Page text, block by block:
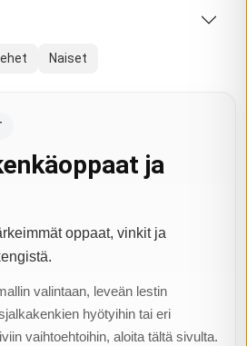
Naiset
ja
oppaat, vinkit ja
valintaan, leveän lestin
hyötyihin tai eri
vaihtoehtoihin, aloita tältä sivulta.